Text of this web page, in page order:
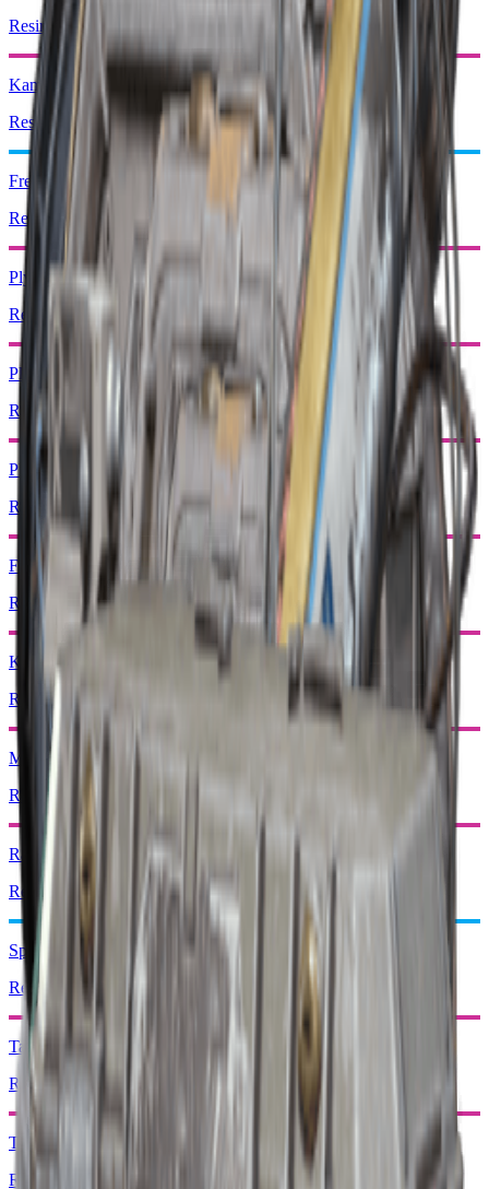
Resirkuler: x1
Kamp Mk. 3 (Flankerende)
Resirkuler: x1
Frekvensmodulasjonsboks
Resirkuler: x1
Plyndring Mk. 3 (Forsiktig)
Resirkuler: x1
Plyndring Mk. 3 (Vokter)
Resirkuler: x1
Plyndring Mk. 3 (Survivor)
Resirkuler: x1
Fotoelektrisk kappe
Resirkuler: x1
Kraftstang
Resirkuler: x1
Motorisert nedstiger
Resirkuler: x1
Rakettdriver
Resirkuler: x1
Spektrometer
Resirkuler: x1
Taktisk Mk. 3 (Defensiv)
Resirkuler: x1
Taktisk Mk. 3 (Helbredelse)
Resirkuler: x1